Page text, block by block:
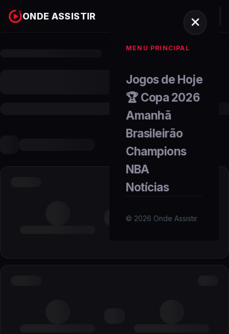
ONDE ASSISTIR
MENU PRINCIPAL
Jogos de Hoje
🏆 Copa 2026
Amanhã
Brasileirão
Champions
NBA
Notícias
© 2026 Onde Assistir